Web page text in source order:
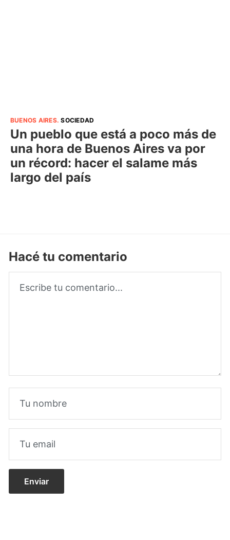
BUENOS AIRES.SOCIEDAD
Un pueblo que está a poco más de
una hora de Buenos Aires va por
un récord: hacer el salame más
largo del país
Hacé tu comentario